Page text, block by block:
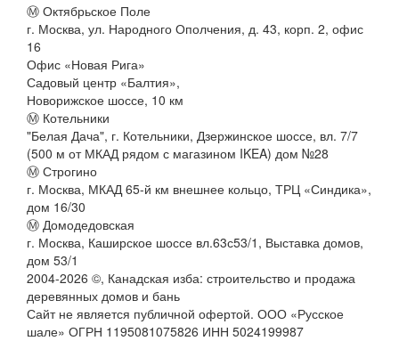
Ⓜ Октябрьское Поле
г. Москва, ул. Народного Ополчения, д. 43, корп. 2, офис
16
Офис «Новая Рига»
Садовый центр «Балтия»,
Новорижское шоссе, 10 км
Ⓜ Котельники
"Белая Дача", г. Котельники, Дзержинское шоссе, вл. 7/7
(500 м от МКАД рядом с магазином IKEA) дом №28
Ⓜ Строгино
г. Москва, МКАД 65-й км внешнее кольцо, ТРЦ «Синдика»,
дом 16/30
Ⓜ Домодедовская
г. Москва, Каширское шоссе вл.63с53/1, Выставка домов,
дом 53/1
2004-2026 ©, Канадская изба: строительство и продажа
деревянных домов и бань
Сайт не является публичной офертой. ООО «Русское
шале» ОГРН 1195081075826 ИНН 5024199987